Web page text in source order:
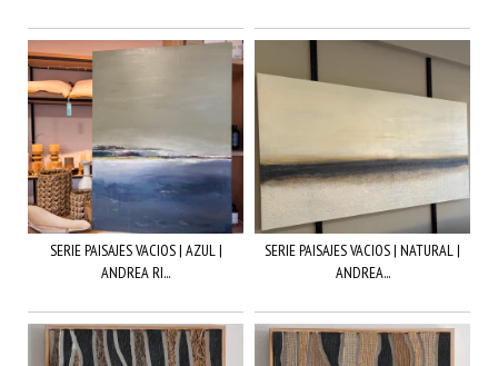
SERIE PAISAJES VACIOS | AZUL |
ANDREA RI...
SERIE PAISAJES VACIOS | NATURAL |
ANDREA...